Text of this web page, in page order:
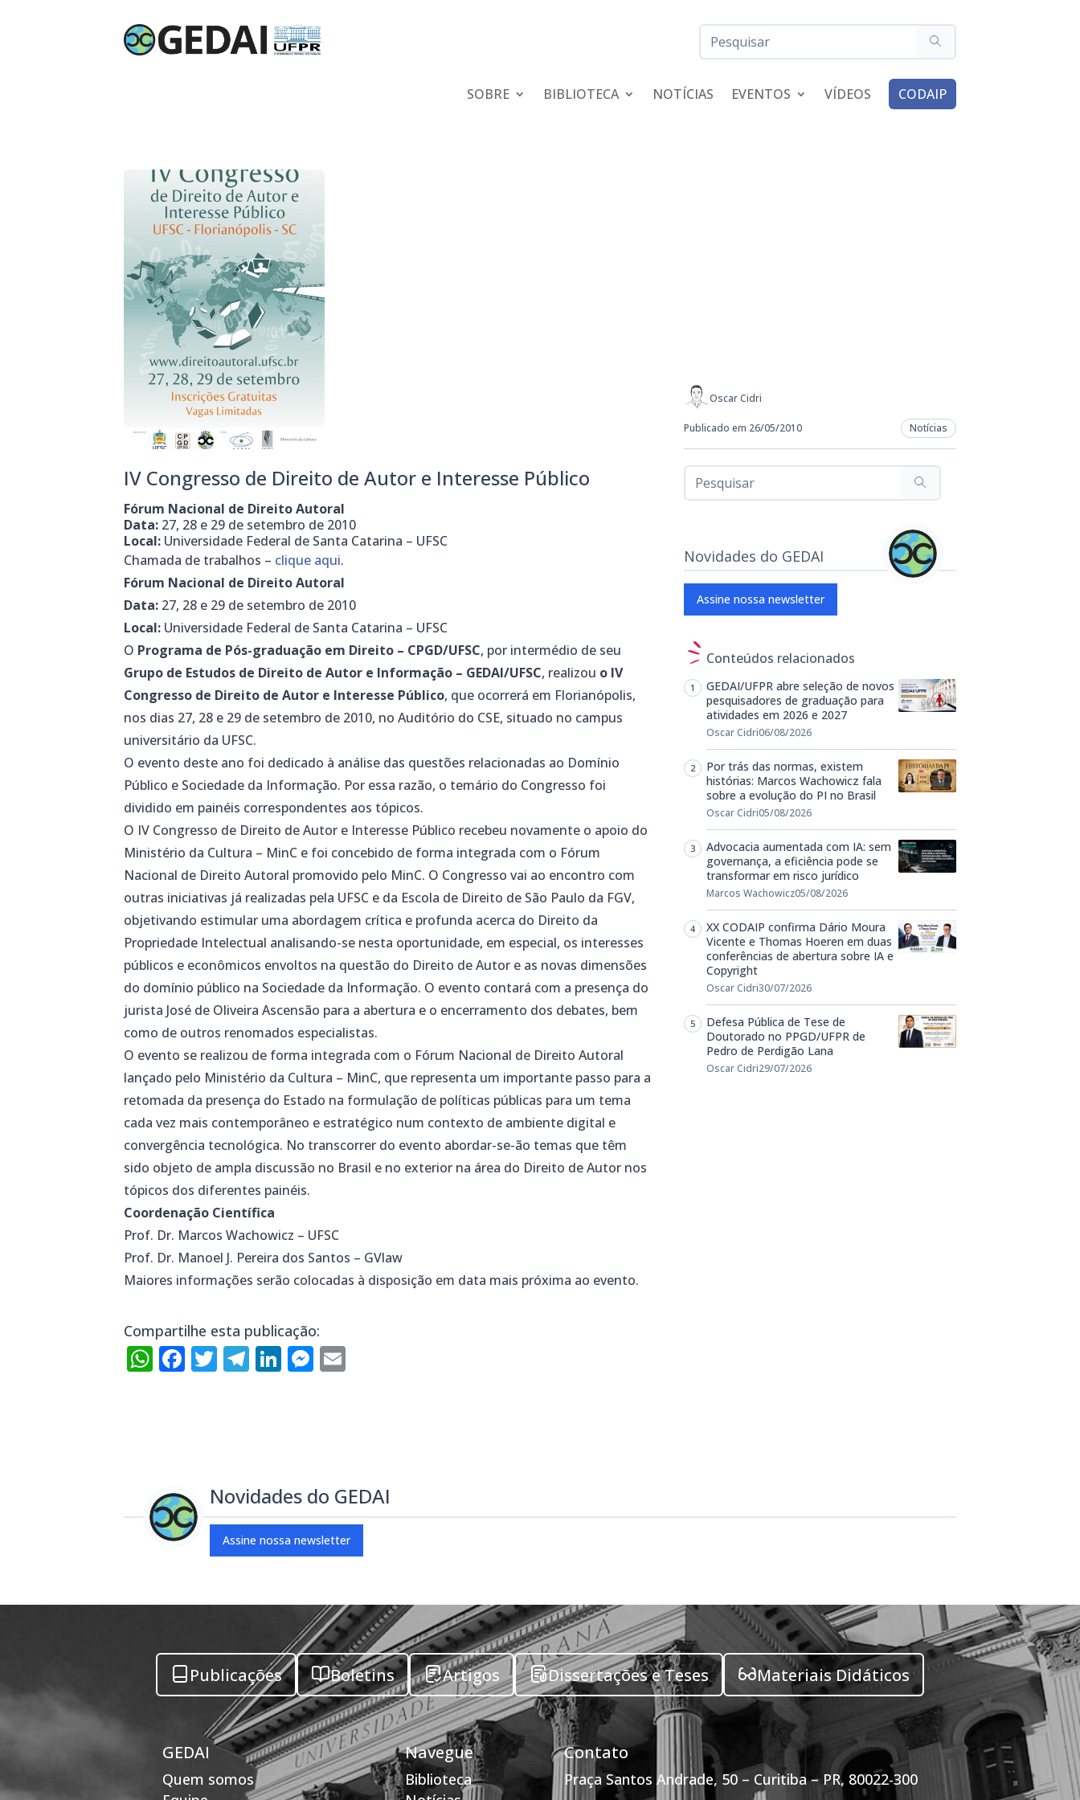
SOBRE BIBLIOTECA NOTÍCIAS EVENTOS VÍDEOS CODAIP
IV Congresso de Direito de Autor e Interesse Público
Fórum Nacional de Direito Autoral
Data: 27, 28 e 29 de setembro de 2010
Local: Universidade Federal de Santa Catarina – UFSC
Chamada de trabalhos – clique aqui.
Fórum Nacional de Direito Autoral
Data: 27, 28 e 29 de setembro de 2010
Local: Universidade Federal de Santa Catarina – UFSC
O Programa de Pós-graduação em Direito – CPGD/UFSC, por intermédio de seu
Grupo de Estudos de Direito de Autor e Informação – GEDAI/UFSC, realizou o IV
Congresso de Direito de Autor e Interesse Público, que ocorrerá em Florianópolis,
nos dias 27, 28 e 29 de setembro de 2010, no Auditório do CSE, situado no campus
universitário da UFSC.
O evento deste ano foi dedicado à análise das questões relacionadas ao Domínio
Público e Sociedade da Informação. Por essa razão, o temário do Congresso foi
dividido em painéis correspondentes aos tópicos.
O IV Congresso de Direito de Autor e Interesse Público recebeu novamente o apoio do
Ministério da Cultura – MinC e foi concebido de forma integrada com o Fórum
Nacional de Direito Autoral promovido pelo MinC. O Congresso vai ao encontro com
outras iniciativas já realizadas pela UFSC e da Escola de Direito de São Paulo da FGV,
objetivando estimular uma abordagem crítica e profunda acerca do Direito da
Propriedade Intelectual analisando-se nesta oportunidade, em especial, os interesses
públicos e econômicos envoltos na questão do Direito de Autor e as novas dimensões
do domínio público na Sociedade da Informação. O evento contará com a presença do
jurista José de Oliveira Ascensão para a abertura e o encerramento dos debates, bem
como de outros renomados especialistas.
O evento se realizou de forma integrada com o Fórum Nacional de Direito Autoral
lançado pelo Ministério da Cultura – MinC, que representa um importante passo para a
retomada da presença do Estado na formulação de políticas públicas para um tema
cada vez mais contemporâneo e estratégico num contexto de ambiente digital e
convergência tecnológica. No transcorrer do evento abordar-se-ão temas que têm
sido objeto de ampla discussão no Brasil e no exterior na área do Direito de Autor nos
tópicos dos diferentes painéis.
Coordenação Científica
Prof. Dr. Marcos Wachowicz – UFSC
Prof. Dr. Manoel J. Pereira dos Santos – GVlaw
Maiores informações serão colocadas à disposição em data mais próxima ao evento.
Compartilhe esta publicação:
WhatsApp
Facebook
Twitter
Telegram
LinkedIn
Messenger
Oscar Cidri
Publicado em 26/05/2010 Notícias
Novidades do GEDAI
Assine nossa newsletter
Conteúdos relacionados
GEDAI/UFPR abre seleção de novos
pesquisadores de graduação para
atividades em 2026 e 2027
Oscar Cidri06/08/2026
Por trás das normas, existem
histórias: Marcos Wachowicz fala
sobre a evolução do PI no Brasil
Oscar Cidri05/08/2026
Advocacia aumentada com IA: sem
governança, a eficiência pode se
transformar em risco jurídico
Marcos Wachowicz05/08/2026
XX CODAIP confirma Dário Moura
Vicente e Thomas Hoeren em duas
conferências de abertura sobre IA e
Copyright
Oscar Cidri30/07/2026
Defesa Pública de Tese de
Doutorado no PPGD/UFPR de
Pedro de Perdigão Lana
Oscar Cidri29/07/2026
Novidades do GEDAI
Assine nossa newsletter
Publicações Boletins Artigos Dissertações e Teses Materiais Didáticos
GEDAI
Quem somos
Navegue
Biblioteca
Contato
Praça Santos Andrade, 50 – Curitiba – PR, 80022-300